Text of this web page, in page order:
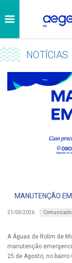
NOTÍCIAS
MANUTENÇÃO
21/03/2026
A Águas de Rolim de
manutenção
25 de Agosto, no